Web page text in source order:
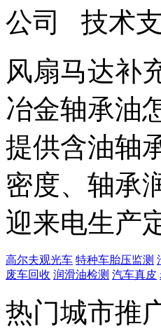
公司 技术支
风扇马达补
冶金轴承油
提供含油轴
密度、轴承
迎来电生产
高尔夫观光车 特种车胎压监测
废车回收 润滑油检测 汽车真皮
热门城市推